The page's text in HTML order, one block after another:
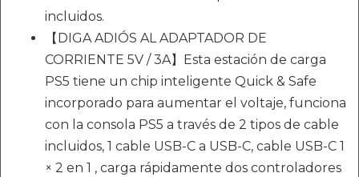
incluidos.
【DIGA ADIÓS AL ADAPTADOR DE
CORRIENTE 5V / 3A】Esta estación de carga
PS5 tiene un chip inteligente Quick & Safe
incorporado para aumentar el voltaje, funciona
con la consola PS5 a través de 2 tipos de cable
incluidos, 1 cable USB-C a USB-C, cable USB-C 1
× 2 en 1 , carga rápidamente dos controladores